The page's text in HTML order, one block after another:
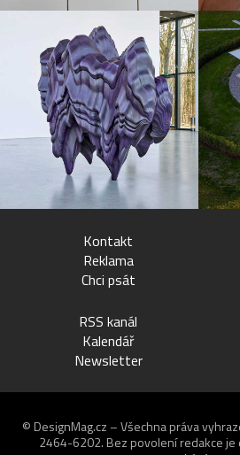
Kontakt
Reklama
Chci psát
RSS kanál
Kalendář
Newsletter
© DesignMag.cz – Všechna práva
2464-6202. Bez povolení redakce je